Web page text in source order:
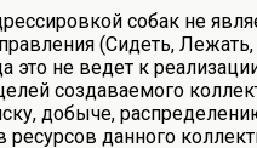
собак не
(Сидеть,
это не ведет к
создаваемого
добыче,
ресурсов данного